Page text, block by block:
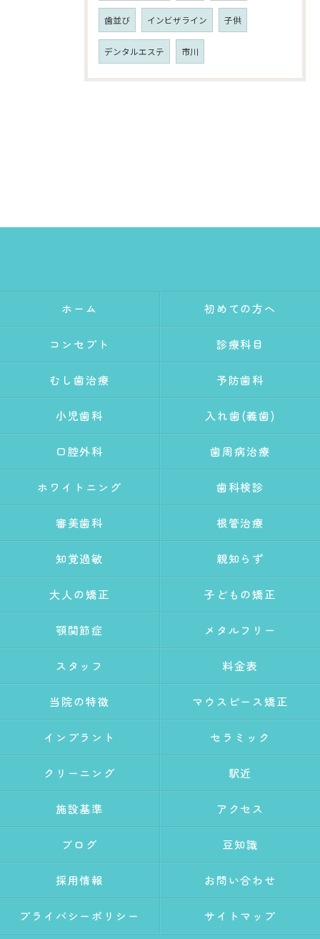
歯並び インビザライン 子供
デンタルエステ 市川
ホーム 初めての方へ
コンセプト 診療科目
むし歯治療 予防歯科
小児歯科 入れ歯(義歯)
口腔外科 歯周病治療
ホワイトニング 歯科検診
審美歯科 根管治療
知覚過敏 親知らず
大人の矯正 子どもの矯正
顎関節症 メタルフリー
スタッフ 料金表
当院の特徴 マウスピース矯正
インプラント セラミック
クリーニング 駅近
施設基準 アクセス
ブログ 豆知識
採用情報 お問い合わせ
プライバシーポリシー サイトマップ